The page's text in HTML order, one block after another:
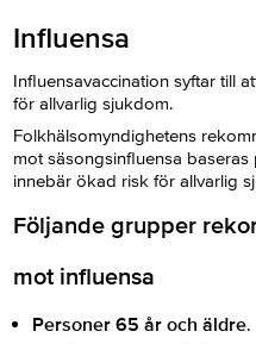
Influensa
Influensavaccination syftar till
för allvarlig sjukdom.
Folkhälsomyndighetens
mot säsongsinfluensa
innebär ökad risk för allvarlig
Följande grupper
mot influensa
Personer 65 år och äldre.